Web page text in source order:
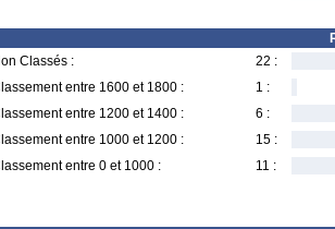
Classés :
22 :
entre 1600 et 1800 :
1 :
entre 1200 et 1400 :
6 :
entre 1000 et 1200 :
15 :
entre 0 et 1000 :
11 :